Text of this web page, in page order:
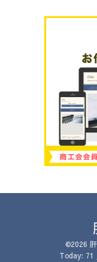
©2026
Today: 71